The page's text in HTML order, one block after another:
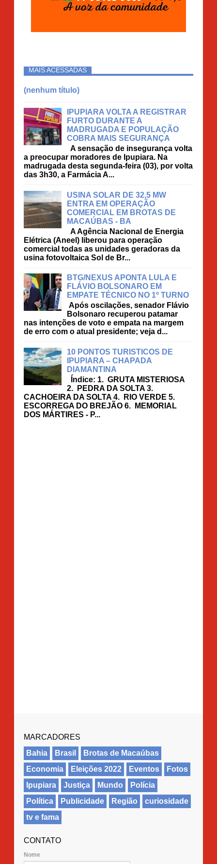
MAIS ACESSADAS
(nenhum título)
IPUPIARA VOLTA A REGISTRAR
FURTO DURANTE A
MADRUGADA E POPULAÇÃO
COBRA MAIS SEGURANÇA
A sensação de insegurança volta
a preocupar moradores de Ipupiara. Na
madrugada desta segunda-feira (03), por volta
das 3h30, a Farmácia A...
USINA SOLAR DE 32,5 MW
ENTRA EM OPERAÇÃO
COMERCIAL EM BROTAS DE
MACAÚBAS - BA
A Agência Nacional de Energia
Elétrica (Aneel) liberou para operação
comercial todas as unidades geradoras da
usina fotovoltaica Sol de Br...
BTG/NEXUS APONTA LULA E
FLÁVIO BOLSONARO EM
EMPATE TÉCNICO NO 1º TURNO
Após oscilações, senador Flávio
Bolsonaro recuperou patamar
nas intenções de voto e empata na margem
de erro com o atual presidente; veja d...
10 PONTOS TURISTICOS DE
IPUPIARA – CHAPADA
DIAMANTINA
Índice: 1. GRUTA MISTERIOSA
2. PEDRA DA SOLTA 3.
CACHOEIRA DA SOLTA 4. RIO VERDE 5.
ESCORREGA DO BREJÃO 6. MEMORIAL
DOS MÁRTIRES - P...
MARCADORES
Bahia
Brasil
Brotas de Macaúbas
Economia
Eleições 2022 Eventos
Fotos
Ipupiara
Justiça Mundo
Polícia
Política
Publicidade Região
curiosidade
tv e fama
CONTATO
Nome